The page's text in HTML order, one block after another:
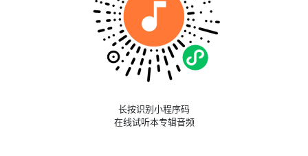
长按识别小程序码
在线试听本专辑音频